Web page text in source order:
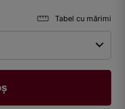
Tabel cu mărimi